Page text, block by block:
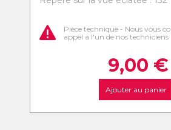
Pièce technique - Nous vous
appel à l'un de nos techniciens
9,00 €
Ajouter au panier